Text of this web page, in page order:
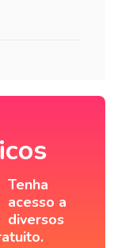
Tenha
acesso a
diversos